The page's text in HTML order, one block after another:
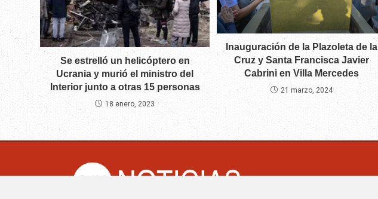
Se estrelló un helicóptero en
Ucrania y murió el ministro del
Interior junto a otras 15 personas
18 enero, 2023
Inauguración de la Plazoleta de la
Cruz y Santa Francisca Javier
Cabrini en Villa Mercedes
21 marzo, 2024